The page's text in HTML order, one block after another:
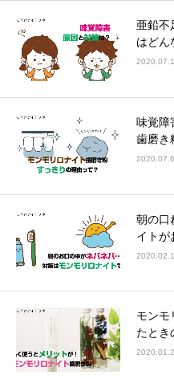
亜鉛不
はどん
味覚障
歯磨き
2020.07.6
朝の口
イトが
モンモ
たと